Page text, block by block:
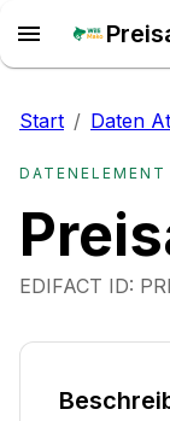
Start / Daten
DATENELEMENT
EDIFACT ID: